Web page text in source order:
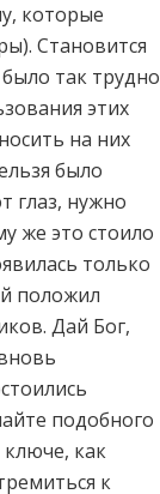
которые
Становится
так трудно
этих
на них
было
глаз, нужно
же это стоило
только
положил
Дай Бог,
подобного
ключе, как
к